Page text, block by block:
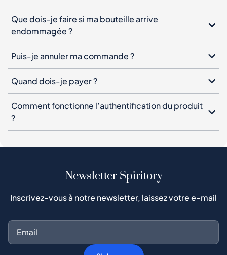
Que dois-je faire si ma bouteille arrive
endommagée ?
Puis-je annuler ma commande ?
Quand dois-je payer ?
Comment fonctionne l’authentification du produit
?
Newsletter Spiritory
Inscrivez-vous à notre newsletter, laissez votre e-mail